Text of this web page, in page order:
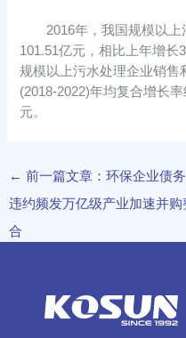
2016年，我国规模以上
101.51亿元，相比上年增长
规模以上污水处理企业销售
(2018-2022)年均复合增长
元。
← 前一篇文章：环保企业债务
违约频发万亿级产业加速并购
合